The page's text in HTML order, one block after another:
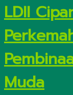
LDII
Muda